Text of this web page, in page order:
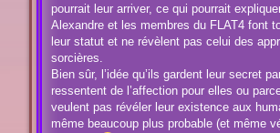
pourrait leur arriver, ce qui pourrait
Alexandre et les membres du FLAT4 font
leur statut et ne révèlent pas celui des
sorcières.
Bien sûr, l’idée qu’ils gardent leur secret
ressentent de l’affection pour elles ou
veulent pas révéler leur existence aux
même beaucoup plus probable (et même